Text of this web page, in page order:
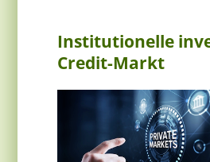
Institutionelle
Credit-Markt